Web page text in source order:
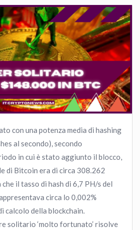
con una potenza media di hashing
al secondo), secondo
in cui è stato aggiunto il blocco,
di Bitcoin era di circa 308.262
il tasso di hash di 6,7 PH/s del
circa lo 0,002%
calcolo della blockchain.
solitario ‘molto fortunato’ risolve